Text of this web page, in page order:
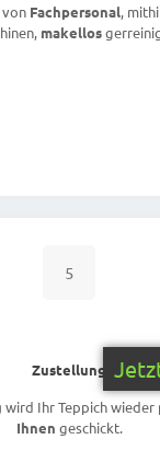
von Fachpersonal,
makellos
5
Zustellung
wird Ihr Teppich wieder
Ihnen geschickt.